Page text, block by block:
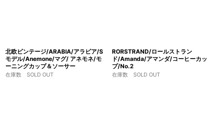
北欧ビンテージ/ARABIA/アラビア/S
モデル/Anemone/マグ/ アネモネ/モ
ーニングカップ＆ソーサー
在庫数 SOLD OUT
RORSTRAND/ロールストラン
ド/Amanda/アマンダ/コーヒーカッ
プ/No.2
在庫数 SOLD OUT